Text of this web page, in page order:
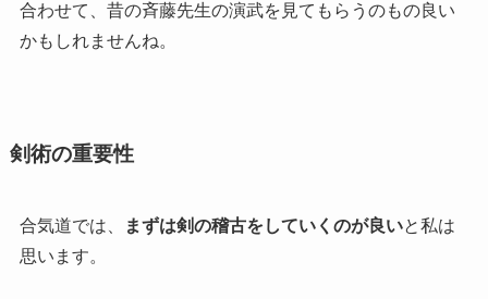
合わせて、昔の斉藤先生の演武を見てもらうのもの良い
かもしれませんね。
剣術の重要性
合気道では、 まずは剣の稽古をしていくのが良いと私は
思います。